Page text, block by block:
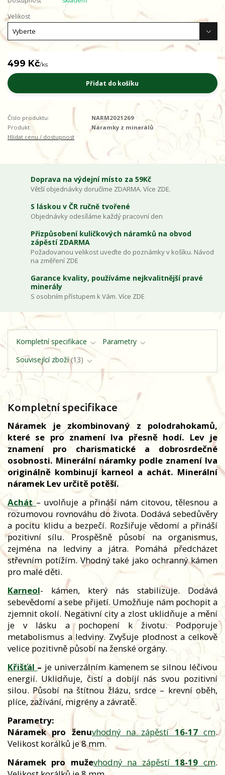
Velikost
499 Kč/ks
Přidat do košíku
Číslo produktu:
NARM2021269
Produkt:
Náramky z minerálů
Hlídat cenu / dostupnost
Doprava na výdejní místo za 59Kč
Větší objednávky doručíme ZDARMA. Více ZDE.
S láskou v ČR ručně tvořené
Objednávky odesíláme každý pracovní den
Přizpůsobení kuličkových náramků na obvod
zápěstí ZDARMA
Požadovanou velikost uveďte do poznámky v košíku. Návod
na změření ZDE
Garance kvality, používáme nejkvalitnější pravé
minerály
S osobním přístupem k Vám. Více ZDE
Kompletní specifikace
Parametry
Související zboží 13
Kompletní specifikace
Náramek je zkombinovaný z polodrahokamů,
které se pro znamení lva přesně hodí. Lev je
znamení pro charismatické a dobrosrdečné
osobnosti. Minerální náramky podle znamení lva
originálně kombinují karneol a achát. Minerální
náramek Lev určitě potěší.
Achát – uvolňuje a přináší nám citovou, tělesnou a
rozumovou rovnováhu do života. Dodává sebedůvěry
a pocitu klidu a bezpečí. Rozšiřuje vědomí a přináší
pozitivní sílu. Prospěšně působí na organismus,
zejména na ledviny a játra. Pomáhá předcházet
střevním potížím. Vhodný také jako ochranný kámen
pro malé děti.
Karneol- kámen, který nás stabilizuje. Dodává
sebevědomí a sebe přijetí. Umožňuje nám pochopit a
zjemnit okolí. Negativní city a zlost uklidňuje a mění
je v lásku a pochopení k životu. Podporuje
metabolismus a ledviny. Zvyšuje plodnost a celkově
velice pozitivně působí na ženské orgány.
Křišťál – je univerzálním kamenem se silnou léčivou
energií. Uklidňuje, čistí a dobíjí nás svou pozitivní
silou. Působí na štítnou žlázu, srdce – krevní oběh,
plíce, zažívání, migrény a závratě.
Parametry:
Náramek pro ženuvhodný na zápěstí16-17cm.
Velikost korálků je 8 mm.
Náramek pro muževhodný na zápěstí18-19 cm.